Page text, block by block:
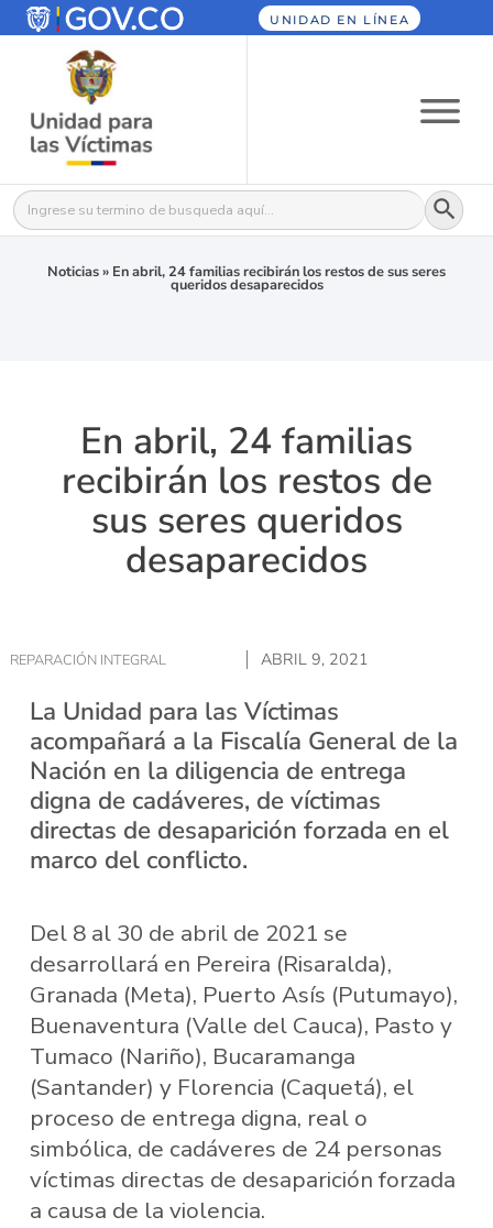
UNIDAD EN LÍNEA
Buscar: Botón
Noticias» En abril, 24 familias recibirán los restos de sus seres
queridos desaparecidos
En abril, 24 familias
recibirán los restos de
sus seres queridos
desaparecidos
REPARACIÓN INTEGRAL ABRIL 9, 2021
La Unidad para las Víctimas
acompañará a la Fiscalía General de la
Nación en la diligencia de entrega
digna de cadáveres, de víctimas
directas de desaparición forzada en el
marco del conflicto.
Del 8 al 30 de abril de 2021 se
desarrollará en Pereira (Risaralda),
Granada (Meta), Puerto Asís (Putumayo),
Buenaventura (Valle del Cauca), Pasto y
Tumaco (Nariño), Bucaramanga
(Santander) y Florencia (Caquetá), el
proceso de entrega digna, real o
simbólica, de cadáveres de 24 personas
víctimas directas de desaparición forzada
a causa de la violencia.